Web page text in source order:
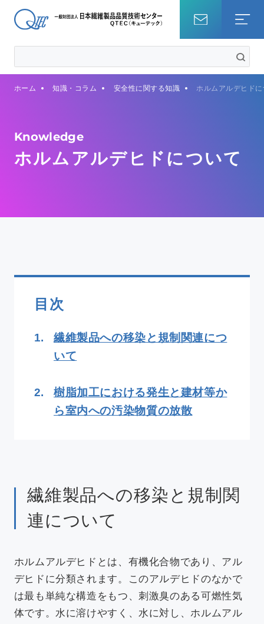
採用情報 依頼方法について
試験を調べる
知識・コラム
QTECについて
新着情報
アクセス
ホーム 知識・コラム 安全性に関する知識 ホルムアルデヒド
Knowledge
ホルムアルデヒドについて
目次
1.
繊維製品への移染と規制関連につ
いて
2.
樹脂加工における発生と建材等か
ら室内への汚染物質の放散
繊維製品への移染と規制関
連について
ホルムアルデヒドとは、有機化合物であり、アル
デヒドに分類されます。このアルデヒドのなかで
は最も単純な構造をもつ、刺激臭のある可燃性気
体です。水に溶けやすく、水に対し、ホルムアル